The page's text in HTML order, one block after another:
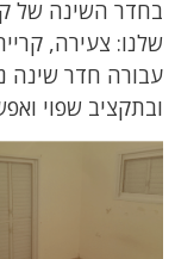
בחדר השינה של
שלנו: צעירה,
עבורה חדר שינה
ובתקציב שפוי